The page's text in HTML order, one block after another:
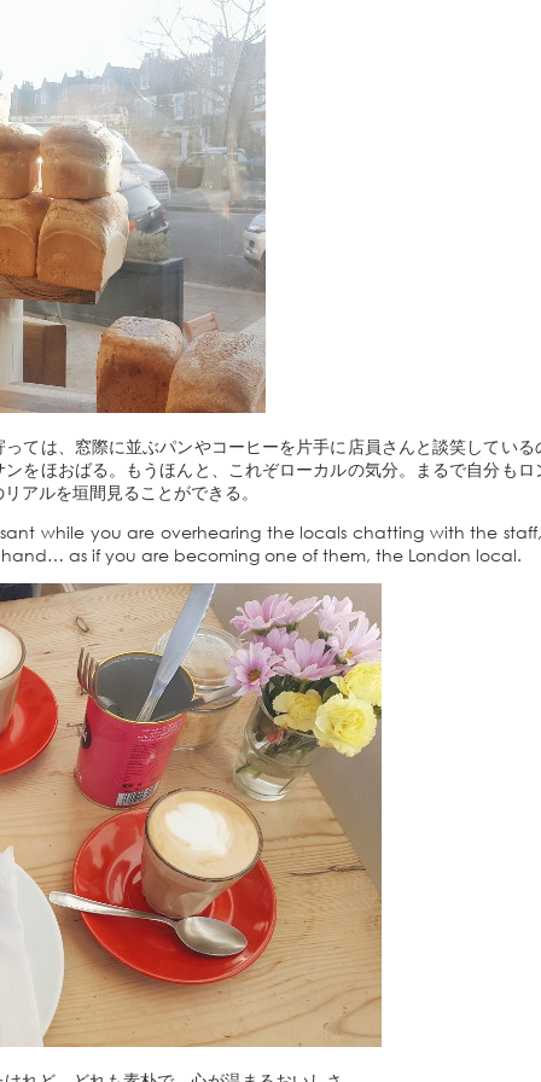
ては、窓際に並ぶパンやコーヒーを片手に店員さんと談笑してい
をほおばる。もうほんと、これぞローカルの気分。まるで自分も
アルを垣間見ることができる。
while you are overhearing the locals chatting with the
as if you are becoming one of them, the London local.